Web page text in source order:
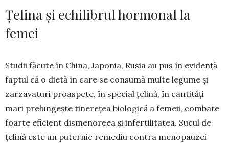
Țelina și echilibrul hormonal la
femei
Studii făcute în China, Japonia, Ru­sia au pus în evidență
faptul că o dietă în care se con­sumă multe legume și
zar­za­vaturi proas­pete, în special țelină, în cantități
mari prelungește tinerețea biologică a fe­meii, combate
foar­te eficient dismeno­reea și infer­tilitatea. Sucul de
țeli­nă este un puternic re­mediu contra menopauzei